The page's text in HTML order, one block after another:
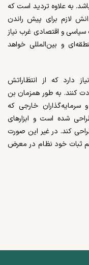
به علاوه تردید است که
لازم برای پیش راندن
و اقتصادی غرب نیاز
و بین‌المللی خواهد
دارد که از انتظاراتش
کنند. به طور همزمان بن
سرمایه‌گذاران خارجی که
شده است و ابزارهای
کند. در غیر این صورت
ثبات خود نظام در معرض